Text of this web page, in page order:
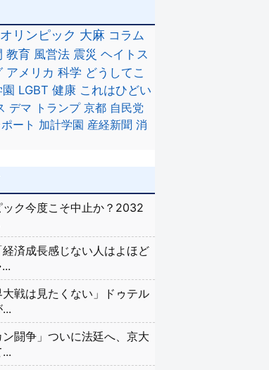
リンピック 大麻 コラム
教育 風営法 震災 ヘイトス
アメリカ 科学 どうしてこ
LGBT 健康 これはひどい
デマ トランプ 京都 自民党
ート 加計学園 産経新聞 消
ク今度こそ中止か？2032
済成長感じない人はよほど
大戦は見たくない」ドゥテル
ン闘争」ついに法廷へ、京大